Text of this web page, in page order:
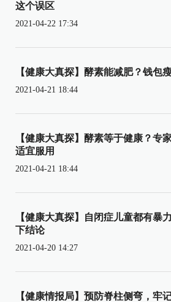
这个误区
2021-04-22 17:34
【健康大真探】酵素能减肥？钱包
2021-04-21 18:44
【健康大真探】酵素等于健康？专
适宜服用
2021-04-21 18:44
【健康大真探】自闭症儿童都有暴
下结论
2021-04-20 14:27
【健康情报局】预防脊柱侧弯，牢